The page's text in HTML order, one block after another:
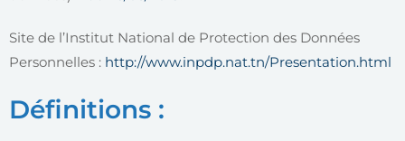
Site de l’Institut National de Protection des Données
Personnelles : http://www.inpdp.nat.tn/Presentation.html
Définitions :